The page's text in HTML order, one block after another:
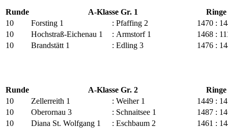
Runde A-Klasse Gr. 1
Ringe
10
Forsting 1 : Pfaffing 2 1470 :
10
Hochstraß-Eichenau 1 : Armstorf 1 1468 :
10
Brandstätt 1 : Edling 3 1476 :
Runde A-Klasse Gr. 2
Ringe
10
Zellerreith 1 : Weiher 1 1449 :
10
Oberornau 3 : Schnaitsee 1 1487 :
10
Diana St. Wolfgang 1 : Eschbaum 2 1461 :